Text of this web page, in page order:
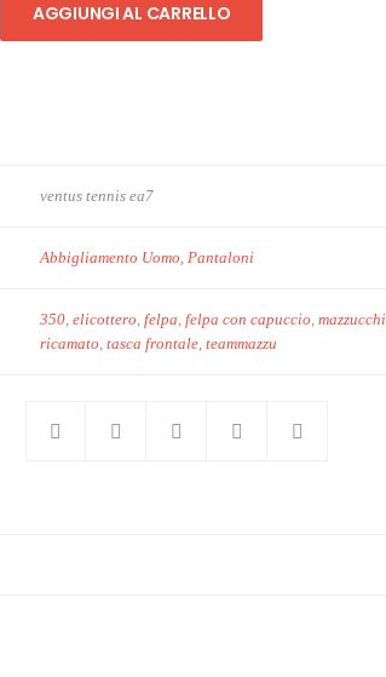
AGGIUNGI AL CARRELLO
ventus tennis ea7
Abbigliamento Uomo, Pantaloni
350, elicottero, felpa, felpa con capuccio, mazzucchi
ricamato, tasca frontale, teammazzu